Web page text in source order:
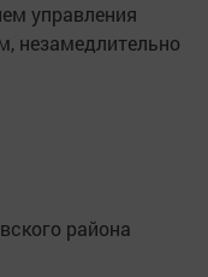
управления
незамедлительно
района